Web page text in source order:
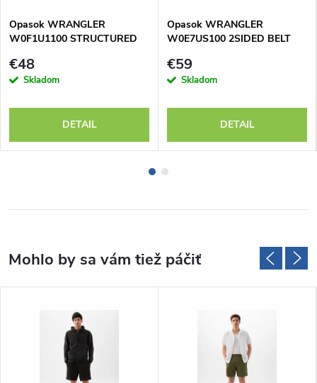
Opasok WRANGLER
W0F1U1100 STRUCTURED
€48
Skladom
DETAIL
Opasok WRANGLER
W0E7US100 2SIDED BELT
€59
Skladom
DETAIL